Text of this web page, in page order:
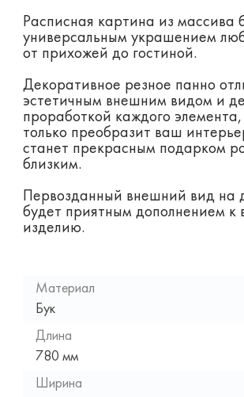
Расписная картина из массива
универсальным украшением
от прихожей до гостиной.
Декоративное резное панно
эстетичным внешним видом и
проработкой каждого
только преобразит ваш
станет прекрасным подарком
близким.
Первозданный внешний вид на
будет приятным дополнением к
изделию.
Материал
Бук
Длина
780 мм
Ширина